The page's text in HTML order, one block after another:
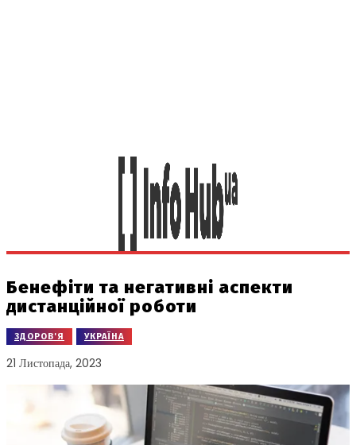
Бенефіти та негативні аспекти
дистанційної роботи
ЗДОРОВ'Я УКРАЇНА
21 Листопада, 2023